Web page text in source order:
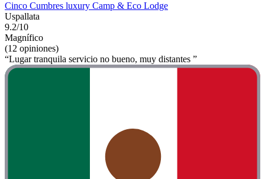
Cinco Cumbres luxury Camp & Eco Lodge
Uspallata
9.2/10
Magnífico
(12 opiniones)
“Lugar tranquila servicio no bueno, muy distantes ”